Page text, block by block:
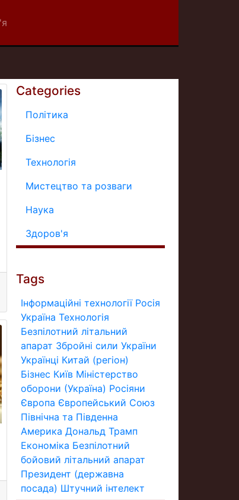
Categories
Політика
Бізнес
Технологія
Мистецтво та розваги
Наука
Здоров'я
Tags
Інформаційні технології Росія
Україна Технологія
Безпілотний літальний
апарат Збройні сили України
Українці Китай (регіон)
Бізнес Київ Міністерство
оборони (Україна) Росіяни
Європа Європейський Союз
Північна та Південна
Америка Дональд Трамп
Економіка Безпілотний
бойовий літальний апарат
Президент (державна
посада) Штучний інтелект